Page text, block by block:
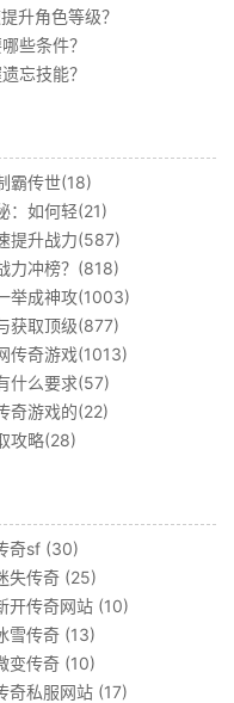
升角色等级？
些条件？
忘技能？
霸传世(18)
：如何轻(21)
提升战力(587)
力冲榜？(818)
举成神攻(1003)
获取顶级(877)
传奇游戏(1013)
什么要求(57)
奇游戏的(22)
攻略(28)
奇sf (30)
失传奇 (25)
开传奇网站 (10)
雪传奇 (13)
变传奇 (10)
奇私服网站 (17)